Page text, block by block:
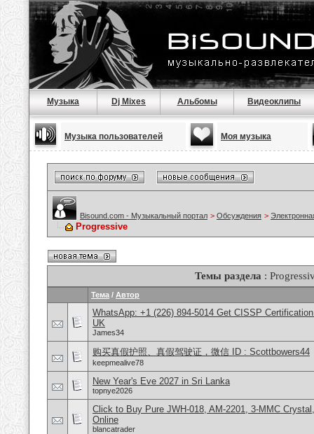
Музыка Dj Mixes Альбомы Видеоклипы
Музыка пользователей Моя музыка
Bisound.com - Музыкальный портал > Обсуждения >
Progressive
Темы раздела :
Тема / Автор
WhatsApp: +1 (226) 894-5014​ Get CISSP
UK
James34
购买真假护照、真假驾驶证，微信 ID : Scottbowers44
keepmealive78
New Year's Eve 2027 in Sri Lanka
topnye2026
Click to Buy Pure JWH-018, AM-2201, 3-MMC
Online
blancatrader